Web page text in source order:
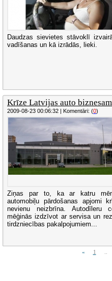
Daudzas sievietes stāvoklī
vadīšanas un kā izrādās, lieki.
Krīze Latvijas auto
2009-08-23 00:06:32 | Komentāri: (0)
Ziņas par to, ka ar katru
automobiļu pārdošanas apjomi
nevienu neizbrīna. Autodīleru
mēģinās izdzīvot ar servisa un
tirdzniecības pakalpojumiem...
« 1